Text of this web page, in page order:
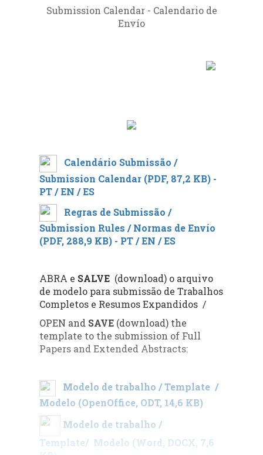
Canal do GeoCart /GeoCart Channel
GeoCartUFRJ
Submission Calendar - Calendario de
Envío
Calendário Submissão /
Submission Calendar (PDF, 87,2 KB) -
PT / EN / ES
Regras de Submissão /
Submission Rules / Normas de Envío
(PDF, 288,9 KB) - PT / EN / ES
ABRA e SALVE (download) o arquivo
de modelo para submissão de Trabalhos
Completos e Resumos Expandidos /
OPEN and SAVE (download) the
template to the submission of Full
Papers and Extended Abstracts:
Modelo de trabalho / Template /
Modelo (OpenOffice, ODT, 14,6 KB)
Modelo de trabalho /
Template/ Modelo (Word, DOCX, 7,6